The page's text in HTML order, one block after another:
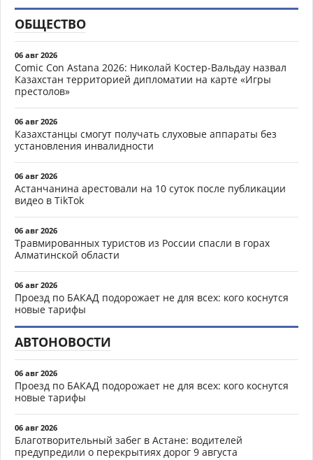
ОБЩЕСТВО
06 авг 2026
Comic Con Astana 2026: Николай Костер-Вальдау назвал
Казахстан территорией дипломатии на карте «Игры
престолов»
06 авг 2026
Казахстанцы смогут получать слуховые аппараты без
установления инвалидности
06 авг 2026
Астанчанина арестовали на 10 суток после публикации
видео в TikTok
06 авг 2026
Травмированных туристов из России спасли в горах
Алматинской области
06 авг 2026
Проезд по БАКАД подорожает не для всех: кого коснутся
новые тарифы
АВТОНОВОСТИ
06 авг 2026
Проезд по БАКАД подорожает не для всех: кого коснутся
новые тарифы
06 авг 2026
Благотворительный забег в Астане: водителей
предупредили о перекрытиях дорог 9 августа